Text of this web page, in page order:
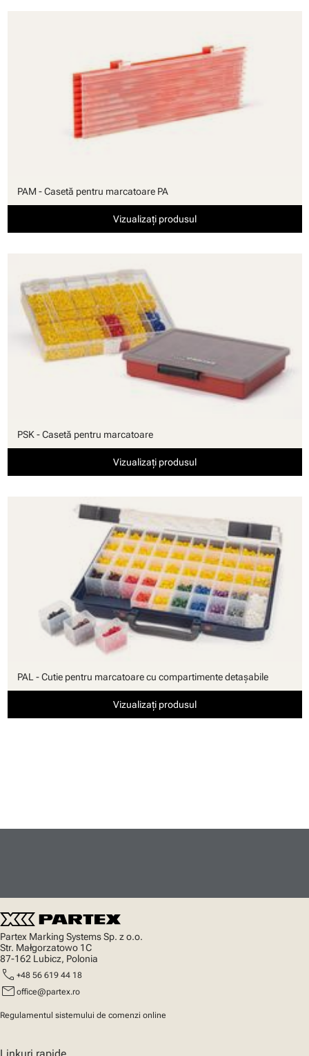
PAM - Casetă pentru marcatoare PA
Vizualizați produsul
PSK - Casetă pentru marcatoare
Vizualizați produsul
PAL - Cutie pentru marcatoare cu compartimente detaşabile
Vizualizați produsul
Partex Marking Systems Sp. z o.o.
Str. Małgorzatowo 1C
87-162 Lubicz, Polonia
call +48 56 619 44 18
mail office@partex.ro
Regulamentul sistemului de comenzi online